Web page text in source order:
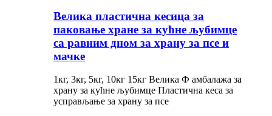
Велика пластична кесица за
паковање хране за кућне љубимце
са равним дном за храну за псе и
мачке
1кг, 3кг, 5кг, 10кг 15кг Велика Ф амбалажа за
храну за кућне љубимце Пластична кеса за
усправљање за храну за псе